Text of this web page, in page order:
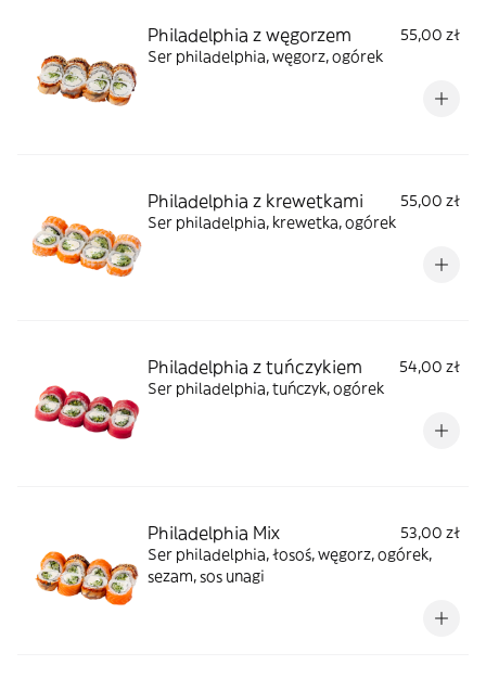
Philadelphia z węgorzem
55,00 zł
Ser philadelphia, węgorz, ogórek
Philadelphia z krewetkami
55,00 zł
Ser philadelphia, krewetka, ogórek
Philadelphia z tuńczykiem
54,00 zł
Ser philadelphia, tuńczyk, ogórek
Philadelphia Mix
53,00 zł
Ser philadelphia, łosoś, węgorz, ogórek,
sezam, sos unagi